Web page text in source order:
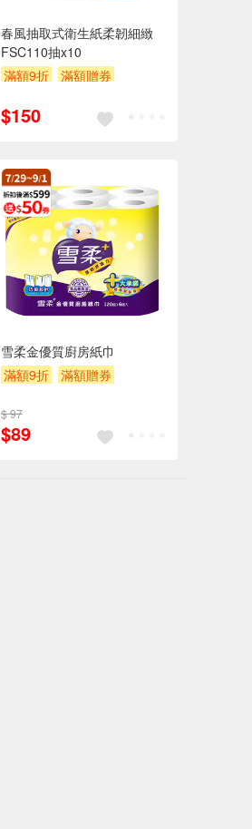
春風抽取式衛生紙柔韌細緻
FSC110抽x10
滿額9折
滿額贈券
$150
雪柔金優質廚房紙巾
滿額9折
滿額贈券
$ 97
$89